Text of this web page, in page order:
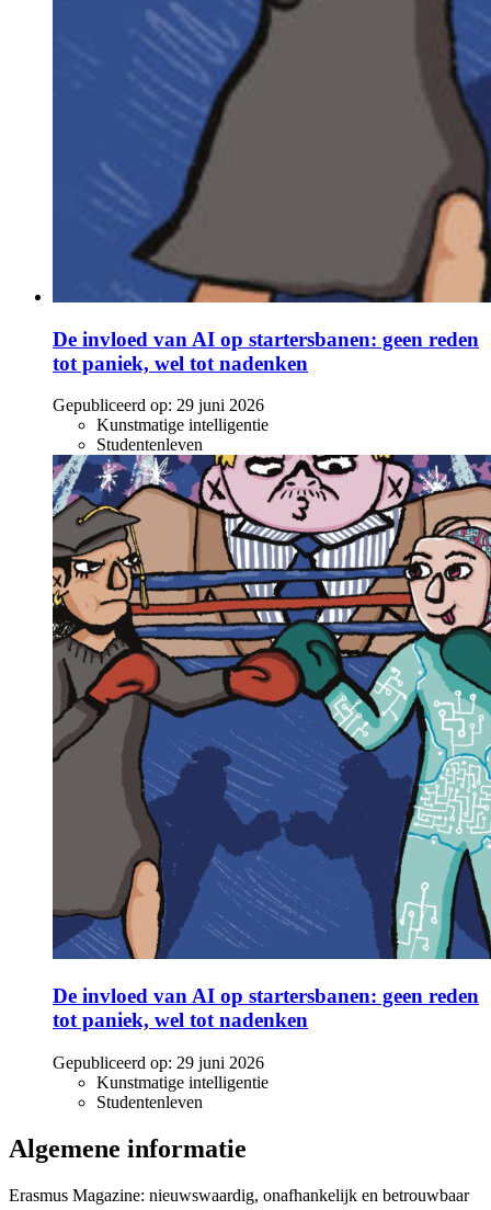
De invloed van AI op startersbanen: geen reden
tot paniek, wel tot nadenken
Gepubliceerd op: 29 juni 2026
Kunstmatige intelligentie
Studentenleven
De invloed van AI op startersbanen: geen reden
tot paniek, wel tot nadenken
Gepubliceerd op: 29 juni 2026
Kunstmatige intelligentie
Studentenleven
Algemene informatie
Erasmus Magazine: nieuwswaardig, onafhankelijk en betrouwbaar